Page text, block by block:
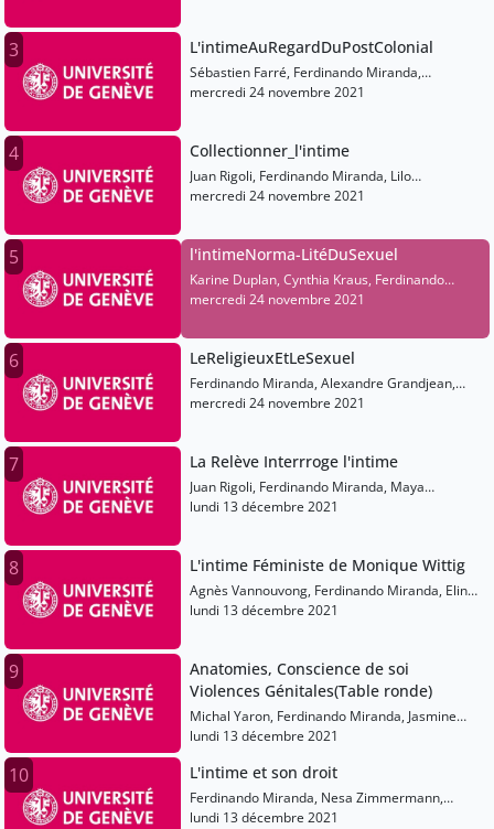
3 L'intimeAuRegardDuPostColonial
Sébastien Farré, Ferdinando Miranda,
Francesca Arena, Bertrand Taithe, Bénédicte
mercredi 24 novembre 2021
4 Collectionner_l'intime
Juan Rigoli, Ferdinando Miranda, Lilo
Wullschleger, Danièle Mussard, Joëlle Muster
Willemin, Camille Yassine
mercredi 24 novembre 2021
5 l'intimeNorma-LitéDuSexuel
Karine Duplan, Cynthia Kraus, Ferdinando
Miranda, Prénom Nyx
mercredi 24 novembre 2021
6 LeReligieuxEtLeSexuel
Ferdinando Miranda, Alexandre Grandjean,
Josselin Tricou, Yann Fanti
mercredi 24 novembre 2021
7 La Relève Interrroge l'intime
Juan Rigoli, Ferdinando Miranda, Maya
Machlout, Lucile Quéré, Marc Baumgartner,
lundi 13 décembre 2021
8 L'intime Féministe de Monique Wittig
Agnès Vannouvong, Ferdinando Miranda, Elinor
Knutsen, Émilie Arias, Isabelle Chladek, Lavinia
lundi 13 décembre 2021
9
Anatomies, Conscience de soi
Violences Génitales(Table ronde)
Michal Yaron, Ferdinando Miranda, Jasmine
Abdulcadir, Noémie Sachs Guedj, Déborah
lundi 13 décembre 2021
10 L'intime et son droit
Ferdinando Miranda, Nesa Zimmermann,
Quentin Markarian, Bénédicte Prot, Vista
lundi 13 décembre 2021